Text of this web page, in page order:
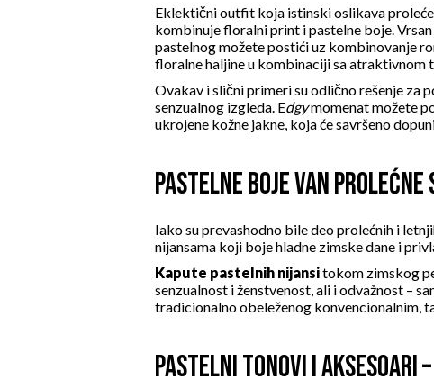
Eklektični outfit koja istinski oslikava
kombinujefloralni print i pastelne boje.
pastelnog možete postići uz kombinovanje
floralne haljineu kombinaciji sa atraktivnom
Ovakav i slični primeri su odlično rešenje za
senzualnog izgleda. Edgymomenat možete
ukrojene kožne jakne , koja će savršeno
PASTELNE BOJE VAN
Iako su prevashodno bile deo prolećnih i
nijansama koji boje hladne zimske dane i
Kapute pastelnih nijansitokom zimskog
senzualnost i ženstvenost, ali i odvažnost –
tradicionalno obeleženog konvencionalnim,
PASTELNI TONOVI I AKSESOARI